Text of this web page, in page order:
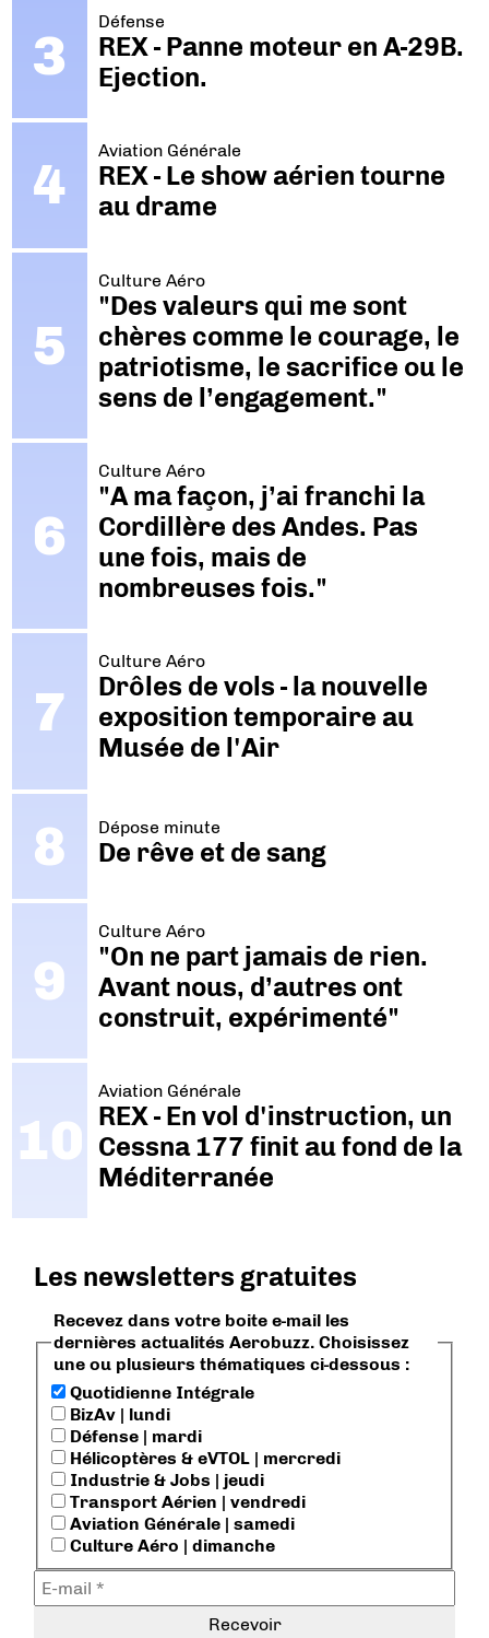
Défense
REX - Panne moteur en A-29B.
Ejection.
Aviation Générale
REX - Le show aérien tourne
au drame
Culture Aéro
"Des valeurs qui me sont
chères comme le courage, le
patriotisme, le sacrifice ou le
sens de l’engagement."
Culture Aéro
"A ma façon, j’ai franchi la
Cordillère des Andes. Pas
une fois, mais de
nombreuses fois."
Culture Aéro
Drôles de vols - la nouvelle
exposition temporaire au
Musée de l'Air
Dépose minute
De rêve et de sang
Culture Aéro
"On ne part jamais de rien.
Avant nous, d’autres ont
construit, expérimenté"
Aviation Générale
REX - En vol d'instruction, un
Cessna 177 finit au fond de la
Méditerranée
Les newsletters gratuites
Recevez dans votre boite e-mail les
dernières actualités Aerobuzz. Choisissez
une ou plusieurs thématiques ci-dessous :
Quotidienne Intégrale
BizAv | lundi
Défense | mardi
Hélicoptères & eVTOL | mercredi
Industrie & Jobs | jeudi
Transport Aérien | vendredi
Aviation Générale | samedi
Culture Aéro | dimanche